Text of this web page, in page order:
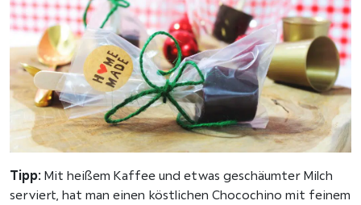
Tipp: Mit heißem Kaffee und etwas geschäumter Milch
serviert, hat man einen köstlichen Chocochino mit feinem